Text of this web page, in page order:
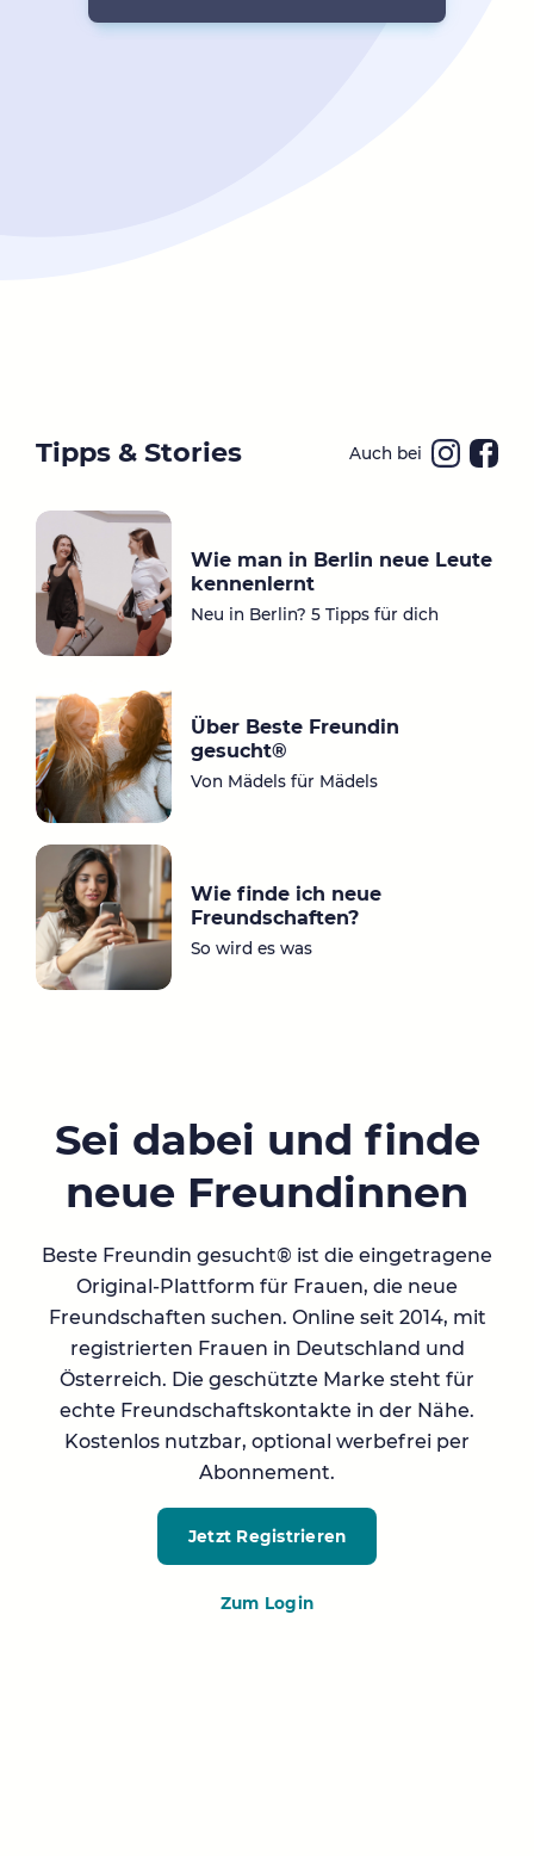
Tipps & Stories Auch bei
a
ok
Wie man in Berlin neue Leute
kennenlernt
Neu in Berlin? 5 Tipps für dich
Über Beste Freundin
gesucht®
Von Mädels für Mädels
Wie finde ich neue
Freundschaften?
So wird es was
Sei dabei und finde
neue Freundinnen
Beste Freundin gesucht® ist die eingetragene
Original-Plattform für Frauen, die neue
Freundschaften suchen. Online seit 2014, mit
registrierten Frauen in Deutschland und
Österreich. Die geschützte Marke steht für
echte Freundschaftskontakte in der Nähe.
Kostenlos nutzbar, optional werbefrei per
Abonnement.
Jetzt Registrieren
Zum Login